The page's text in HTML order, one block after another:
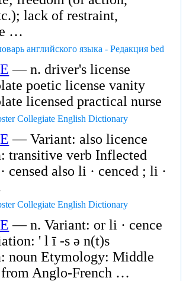
lack of restraint,
…
английского языка - Редакция bed
— n. driver's license
poetic license vanity
licensed practical nurse
Collegiate English Dictionary
— Variant: also licence
transitive verb Inflected
censed also li · cenced ; li ·
Collegiate English Dictionary
— n. Variant: or li · cence
' l ī -s ə n(t)s
noun Etymology: Middle
Anglo-French …